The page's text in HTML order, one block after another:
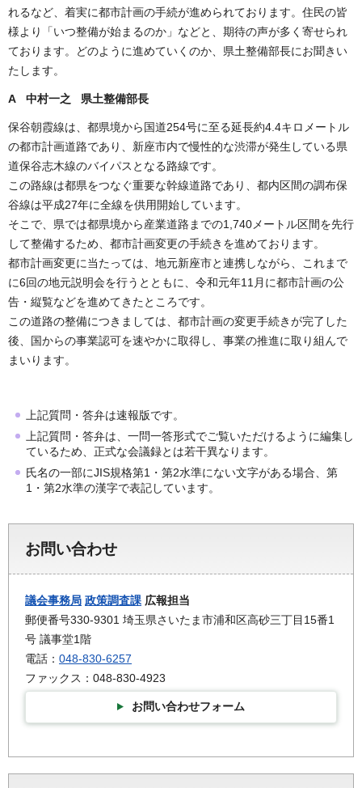
れるなど、着実に都市計画の手続が進められております。住民の皆
様より「いつ整備が始まるのか」などと、期待の声が多く寄せられ
ております。どのように進めていくのか、県土整備部長にお聞きい
たします。
A 中村一之 県土整備部長
保谷朝霞線は、都県境から国道254号に至る延長約4.4キロメートル
の都市計画道路であり、新座市内で慢性的な渋滞が発生している県
道保谷志木線のバイパスとなる路線です。
この路線は都県をつなぐ重要な幹線道路であり、都内区間の調布保
谷線は平成27年に全線を供用開始しています。
そこで、県では都県境から産業道路までの1,740メートル区間を先行
して整備するため、都市計画変更の手続きを進めております。
都市計画変更に当たっては、地元新座市と連携しながら、これまで
に6回の地元説明会を行うとともに、令和元年11月に都市計画の公
告・縦覧などを進めてきたところです。
この道路の整備につきましては、都市計画の変更手続きが完了した
後、国からの事業認可を速やかに取得し、事業の推進に取り組んで
まいります。
上記質問・答弁は速報版です。
上記質問・答弁は、一問一答形式でご覧いただけるように編集し
ているため、正式な会議録とは若干異なります。
氏名の一部にJIS規格第1・第2水準にない文字がある場合、第
1・第2水準の漢字で表記しています。
お問い合わせ
議会事務局 政策調査課 広報担当
郵便番号330-9301 埼玉県さいたま市浦和区高砂三丁目15番1
号 議事堂1階
電話： 048-830-6257
ファックス：048-830-4923
お問い合わせフォーム